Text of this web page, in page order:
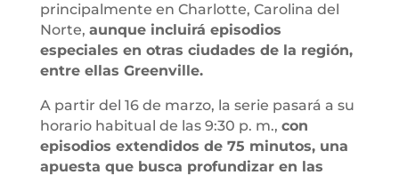
principalmente en Charlotte, Carolina del
Norte, aunque incluirá episodios
especiales en otras ciudades de la región,
entre ellas Greenville.
A partir del 16 de marzo, la serie pasará a su
horario habitual de las 9:30 p. m., con
episodios extendidos de 75 minutos, una
apuesta que busca profundizar en las